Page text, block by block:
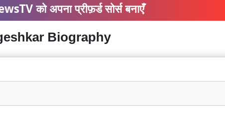
को अपना प्रीफ़र्ड सोर्स बनाएँ
Biography